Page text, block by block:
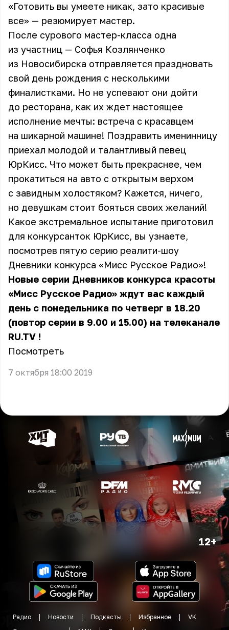
«Готовить вы умеете никак, зато красивые
все» — резюмирует мастер.
После сурового мастер-класса одна
из участниц — Софья Козлянченко
из Новосибирска отправляется праздновать
свой день рождения с несколькими
финалистками. Но не успевают они дойти
до ресторана, как их ждет настоящее
исполнение мечты: встреча с красавцем
на шикарной машине! Поздравить именинницу
приехал молодой и талантливый певец
ЮрКисс. Что может быть прекраснее, чем
прокатиться на авто с открытым верхом
с завидным холостяком? Кажется, ничего,
но девушкам стоит бояться своих желаний!
Какое экстремальное испытание приготовил
для конкурсанток ЮрКисс, вы узнаете,
посмотрев пятую серию реалити-шоу
Дневники конкурса «Мисс Русское Радио»!
Новые серии Дневников конкурса красоты
«Мисс Русское Радио» ждут вас каждый
день с понедельника по четверг в 18.20
(повтор серии в 9.00 и 15.00) на телеканале
RU.TV !
Посмотреть
7 октября 18:00 2019
12+
Радио Новости Подкасты Избранное
VK